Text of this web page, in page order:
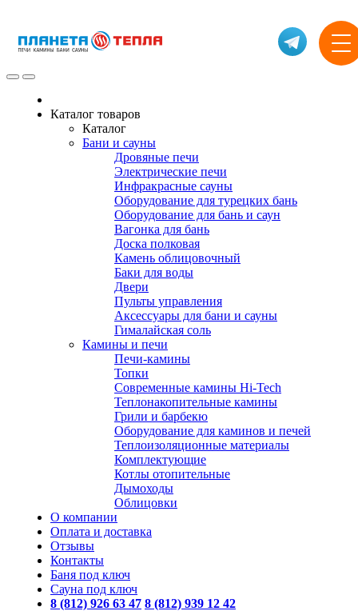
Каталог товаров
Каталог
Бани и сауны
Дровяные печи
Электрические печи
Инфракрасные сауны
Оборудование для турецких бань
Оборудование для бань и саун
Вагонка для бань
Доска полковая
Камень облицовочный
Баки для воды
Двери
Пульты управления
Аксессуары для бани и сауны
Гималайская соль
Камины и печи
Печи-камины
Топки
Современные камины Hi-Tech
Теплонакопительные камины
Грили и барбекю
Оборудование для каминов и печей
Теплоизоляционные материалы
Комплектующие
Котлы отопительные
Дымоходы
Облицовки
О компании
Оплата и доставка
Отзывы
Контакты
Баня под ключ
Сауна под ключ
8 (812) 926 63 47 8 (812) 939 12 42